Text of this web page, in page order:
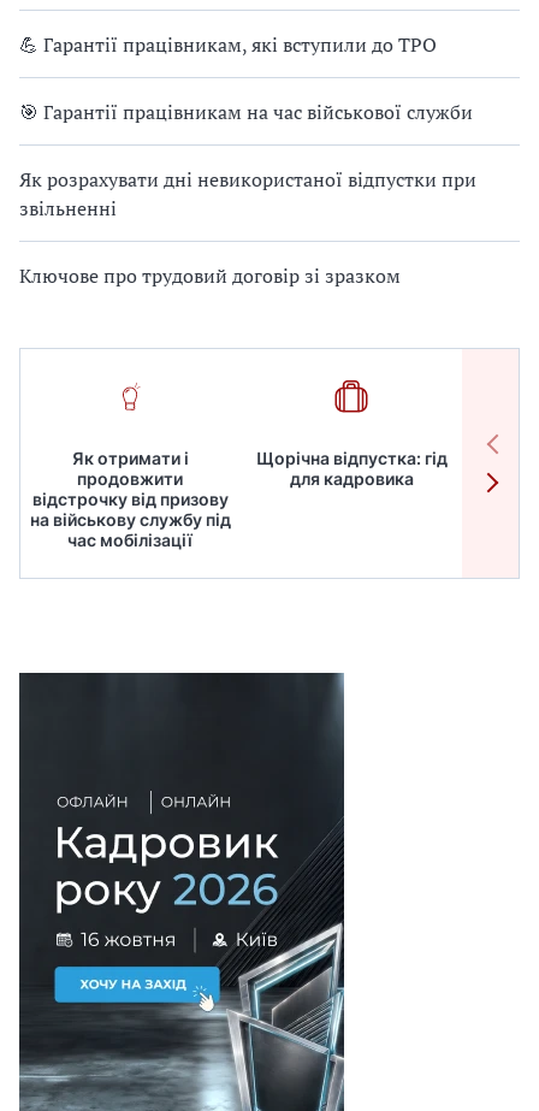
💪 Гарантії працівникам, які вступили до ТРО
🎯 Гарантії працівникам на час військової служби
Як розрахувати дні невикористаної відпустки при
звільненні
Ключове про трудовий договір зі зразком
Як отримати і
продовжити
відстрочку від призову
на військову службу під
час мобілізації
Щорічна відпустка: гід
для кадровика